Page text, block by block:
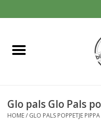
Home
Baby
Glo pals Glo Pals
HOME/ GLO PALS POPPETJE PIPPA